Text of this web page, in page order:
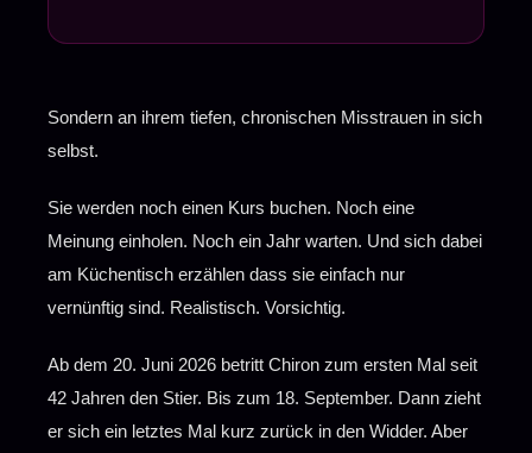
1
Quadrant das Fundament des Selbst
Das ist Chiron im Stier: Die Angst, für
3
Das unbewusste Muster: Die ewige
Der größte Irrtum über den Stier
5
Jahren ins Feld bringt
6
Warum diese Phase uns auf das
Sondern an ihrem tiefen, chronischen Misstrauen in sich
selbst.
Sie werden noch einen Kurs buchen. Noch eine
Meinung einholen. Noch ein Jahr warten. Und sich dabei
am Küchentisch erzählen dass sie einfach nur
vernünftig sind. Realistisch. Vorsichtig.
Ab dem 20. Juni 2026 betritt Chiron zum ersten Mal seit
42 Jahren den Stier. Bis zum 18. September. Dann zieht
er sich ein letztes Mal kurz zurück in den Widder. Aber